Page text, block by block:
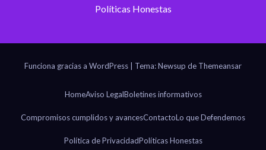
Políticas Honestas
Funciona gracias a WordPress Tema: Newsup de Themeansar
HomeAviso LegalBoletines informativos
Compromisos cumplidos y avancesContactoLo que Defendemos
Política de PrivacidadPolíticas Honestas